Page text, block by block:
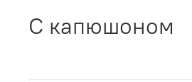
С капюшоном